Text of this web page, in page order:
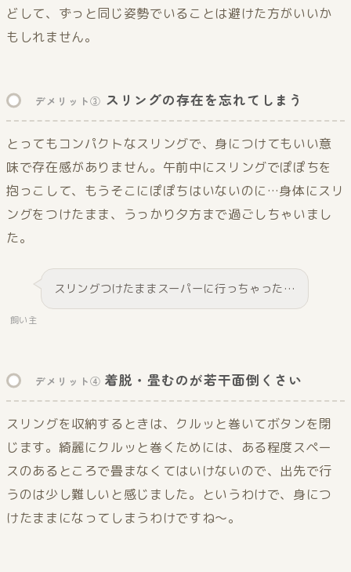
どして、ずっと同じ姿勢でいることは避けた方がいいか
もしれません。
デメリット③ スリングの存在を忘れてしまう
とってもコンパクトなスリングで、身につけてもいい意
味で存在感がありません。午前中にスリングでぽぽちを
抱っこして、もうそこにぽぽちはいないのに…身体にスリ
ングをつけたまま、うっかり夕方まで過ごしちゃいまし
た。
飼い主
スリングつけたままスーパーに行っちゃった…
デメリット④着脱・畳むのが若干面倒くさい
スリングを収納するときは、クルッと巻いてボタンを閉
じます。綺麗にクルッと巻くためには、ある程度スペー
スのあるところで畳まなくてはいけないので、出先で行
うのは少し難しいと感じました。というわけで、身につ
けたままになってしまうわけですね〜。